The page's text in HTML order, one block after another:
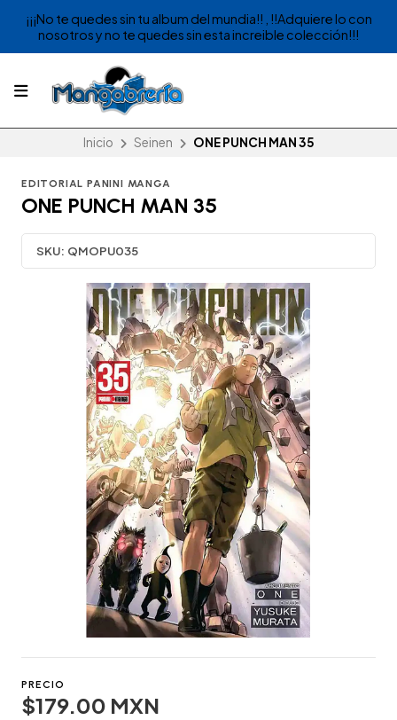
¡¡¡No te quedes sin tu album del mundia!! , !!Adquiere lo con
nosotros y no te quedes sin esta increible colección!!!
Inicio Seinen ONE PUNCH MAN 35
EDITORIAL PANINI MANGA
ONE PUNCH MAN 35
SKU: QMOPU035
PRECIO
$179.00 MXN